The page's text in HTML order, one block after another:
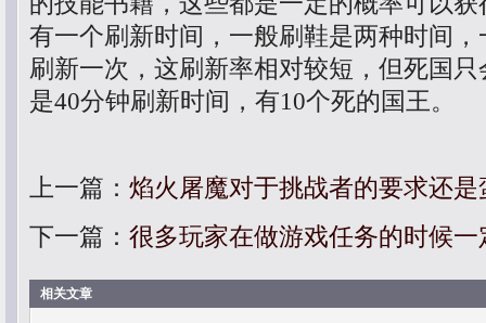
有一个刷新时间，一般刷鞋是两种时间
刷新一次，这刷新率相对较短，但死国
是40分钟刷新时间，有10个死的国王。
上一篇： 焰火屠魔对于挑战者的要求还
下一篇： 很多玩家在做游戏任务的时候
相关文章